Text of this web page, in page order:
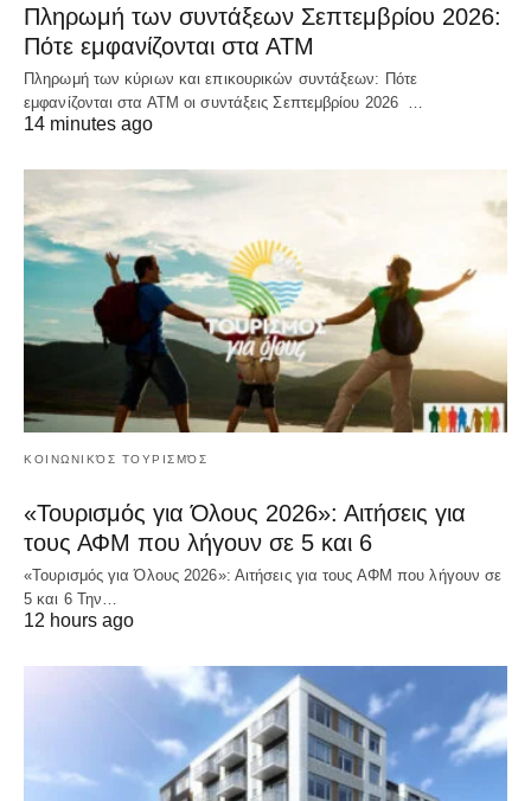
Πληρωμή των συντάξεων Σεπτεμβρίου 2026:
Πότε εμφανίζονται στα ΑΤΜ
Πληρωμή των κύριων και επικουρικών συντάξεων: Πότε
εμφανίζονται στα ΑΤΜ οι συντάξεις Σεπτεμβρίου 2026 …
14 minutes ago
ΚΟΙΝΩΝΙΚΌΣ ΤΟΥΡΙΣΜΌΣ
«Τουρισμός για Όλους 2026»: Αιτήσεις για
τους ΑΦΜ που λήγουν σε 5 και 6
«Τουρισμός για Όλους 2026»: Αιτήσεις για τους ΑΦΜ που λήγουν σε
5 και 6 Την…
12 hours ago